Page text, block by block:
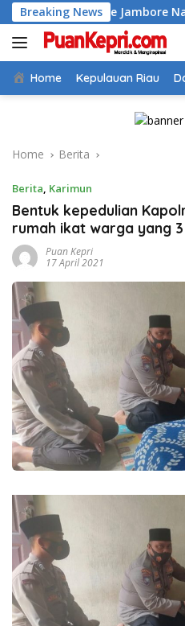
Skip
to
content
Breaking News
ke Jambore Nasional 2026
Home Kepulauan Riau
Home Berita
Berita, Karimun
Bentuk kepedulian
rumah ikat warga yang
Puan Kepri
17 April 2021